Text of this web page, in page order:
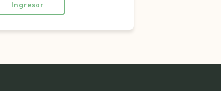
Ingresar